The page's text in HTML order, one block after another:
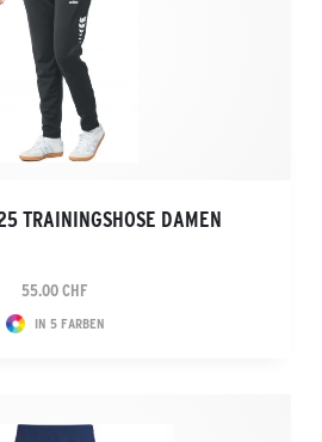
TRAININGSHOSE DAMEN
55.00 CHF
IN 5 FARBEN